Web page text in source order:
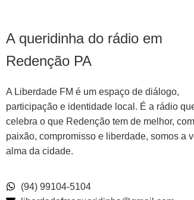
A queridinha do rádio em
Redenção PA
A Liberdade FM é um espaço de diálogo,
participação e identidade local. É a rádio
celebra o que Redenção tem de melhor, com
paixão, compromisso e liberdade, somos a
alma da cidade.
(94) 99104-5104